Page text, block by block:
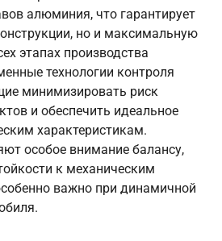
алюминия, что гарантирует
но и максимальную
этапах производства
технологии контроля
минимизировать риск
и обеспечить идеальное
характеристикам.
особое внимание балансу,
к механическим
важно при динамичной